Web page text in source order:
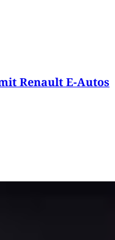
Renault E-Autos